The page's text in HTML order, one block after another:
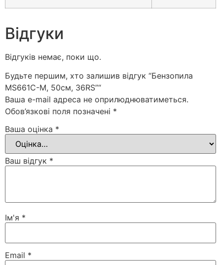
Відгуки
Відгуків немає, поки що.
Будьте першим, хто залишив відгук “Бензопила
MS661C-M, 50см, 36RS”“
Ваша e-mail адреса не оприлюднюватиметься.
Обов’язкові поля позначені *
Ваша оцінка *
Ваш відгук *
Ім'я *
Email *